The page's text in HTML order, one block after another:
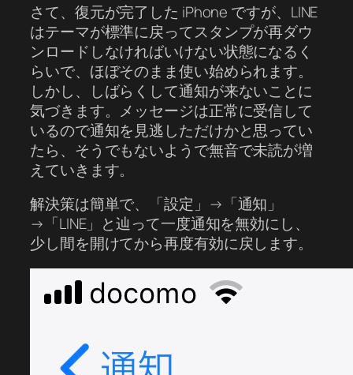
さて、復元が完了した iPhone ですが、LINE
はテーマが標準に戻ってスタンプが再ダウ
ンロードしなければいけない状態になるく
らいで、ほぼそのまま使い始められます。
しかし、しばらくして通知が来ないことに
気づきます。メッセージは正常に受信して
いるので通知を見逃しただけかと思ってい
たら、そうでもないようで無音で未読が増
えていきます。
解決策は簡単で、「設定」→「通知」
→「LINE」と辿って一度通知を無効にし、
少し間を開けてから再度有効に戻します。